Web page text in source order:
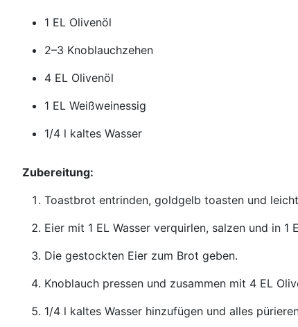
1 EL Olivenöl
2–3 Knoblauchzehen
4 EL Olivenöl
1 EL Weißweinessig
1/4 l kaltes Wasser
Zubereitung:
Toastbrot entrinden, goldgelb toasten und
Eier mit 1 EL Wasser verquirlen, salzen und in
Die gestockten Eier zum Brot geben.
Knoblauch pressen und zusammen mit 4 EL
1/4 l kaltes Wasser hinzufügen und alles